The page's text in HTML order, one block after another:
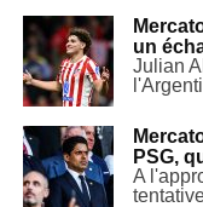
un
Julian
PSG,
A